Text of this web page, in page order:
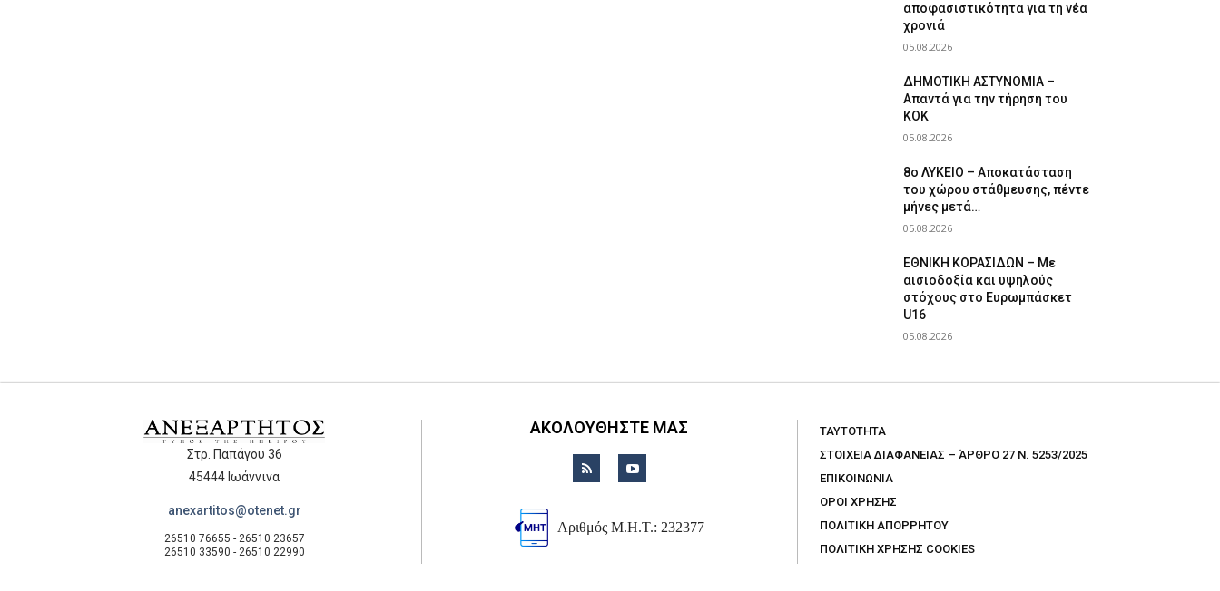
αποφασιστικότητα για τη νέα
χρονιά
05.08.2026
ΔΗΜΟΤΙΚΗ ΑΣΤΥΝΟΜΙΑ –
Απαντά για την τήρηση του
ΚΟΚ
05.08.2026
8ο ΛΥΚΕΙΟ – Αποκατάσταση
του χώρου στάθμευσης, πέντε
μήνες μετά…
05.08.2026
ΕΘΝΙΚΗ ΚΟΡΑΣΙΔΩΝ – Με
αισιοδοξία και υψηλούς
στόχους στο Ευρωμπάσκετ
U16
05.08.2026
Στρ. Παπάγου 36
45444 Ιωάννινα
anexartitos@otenet.gr
26510 76655 - 26510 23657
26510 33590 - 26510 22990
ΑΚΟΛΟΥΘΗΣΤΕ ΜΑΣ
Αριθμός Μ.Η.Τ.: 232377
TAYTOTHTA
ΣΤΟΙΧΕΙΑ ΔΙΑΦΑΝΕΙΑΣ – ΆΡΘΡΟ 27 Ν. 5253/2025
ΕΠΙΚΟΙΝΩΝΙΑ
ΟΡΟΙ ΧΡΗΣΗΣ
ΠΟΛΙΤΙΚΗ ΑΠΟΡΡΗΤΟΥ
ΠΟΛΙΤΙΚΗ ΧΡΗΣΗΣ COOKIES